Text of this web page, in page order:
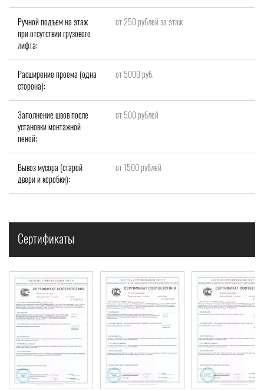
Ручной подъем на этаж
при отсутствии грузового
лифта:
от 250 рублей за этаж
Расширение проема (одна
сторона):
от 5000 руб.
Заполнение швов после
установки монтажной
пеной:
от 500 рублей
Вывоз мусора (старой
двери и коробки):
от 1500 рублей
Сертификаты